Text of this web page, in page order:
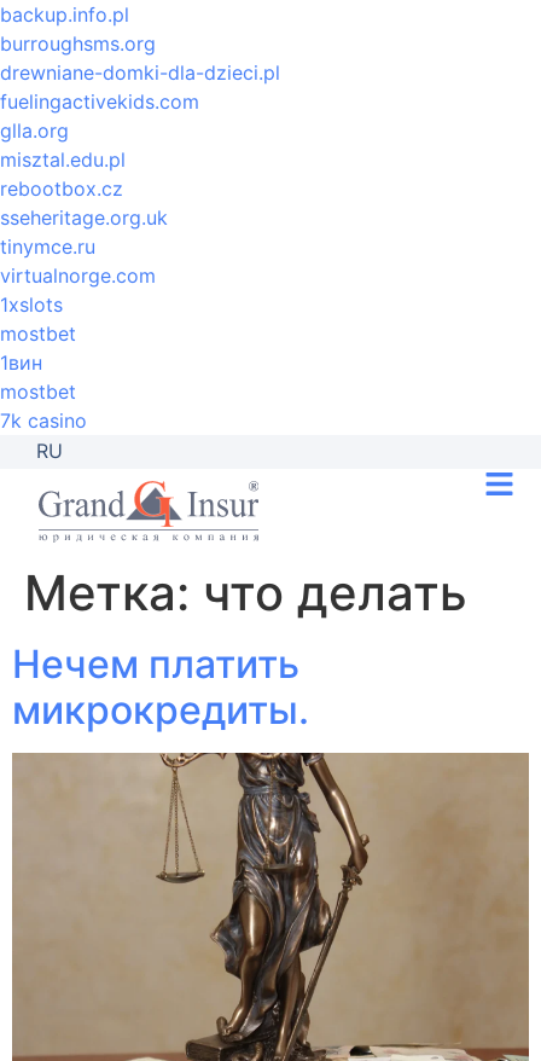
backup.info.pl
burroughsms.org
drewniane-domki-dla-dzieci.pl
fuelingactivekids.com
glla.org
misztal.edu.pl
rebootbox.cz
sseheritage.org.uk
tinymce.ru
virtualnorge.com
1xslots
mostbet
1вин
mostbet
7k casino
RU
Метка: что делать
Нечем платить
микрокредиты.